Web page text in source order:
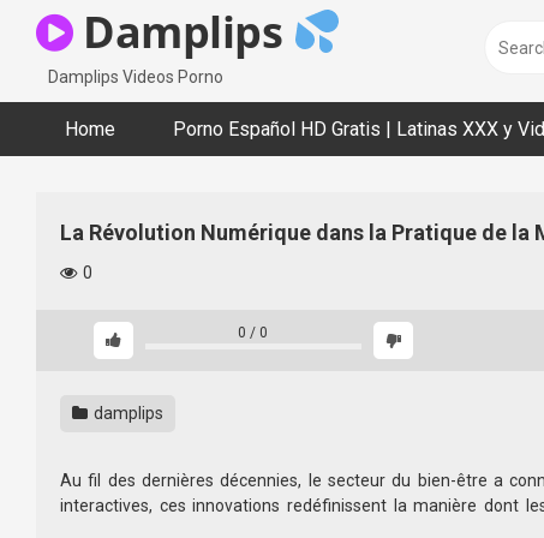
Damplips
Damplips Videos Porno
Home Porno Español HD Gratis | Latinas XXX y
La Révolution Numérique dans la Pratique de
0
0 / 0
damplips
Au fil des dernières décennies, le secteur du bien-être a
interactives, ces innovations redéfinissent la manière dont